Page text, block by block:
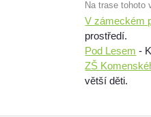
Na trase
V zámeckém
prostředí.
Pod Lesem -
ZŠ
větší děti.